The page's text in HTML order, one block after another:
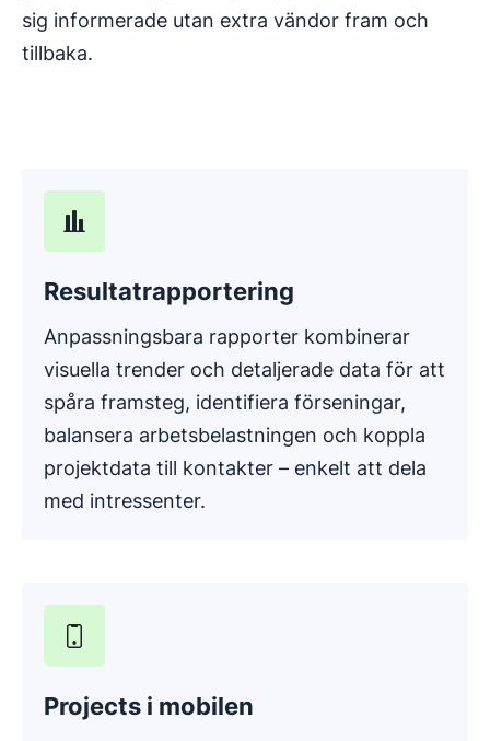
sig informerade utan extra vändor fram och
tillbaka.
Resultatrapportering
Anpassningsbara rapporter kombinerar
visuella trender och detaljerade data för att
spåra framsteg, identifiera förseningar,
balansera arbetsbelastningen och koppla
projektdata till kontakter – enkelt att dela
med intressenter.
Projects i mobilen